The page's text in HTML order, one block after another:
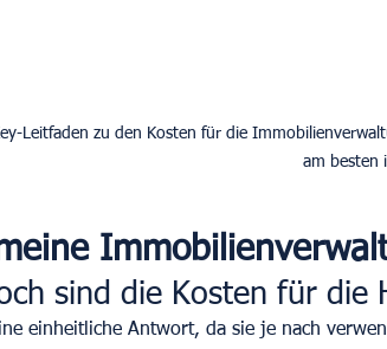
Leitfaden zu den Kosten für die
am besten
sind die Kosten für die
einheitliche Antwort, da sie je nach